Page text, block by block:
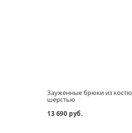
Зауженные брюки из
шерстью
13 690 руб.